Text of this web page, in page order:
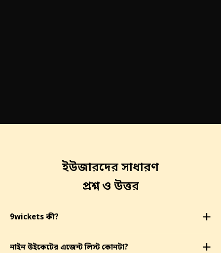
ইউজারদের সাধারণ
প্রশ্ন ও উত্তর
a
9wickets কী?
a
নাইন উইকেটের এজেন্ট লিস্ট কোনটা?